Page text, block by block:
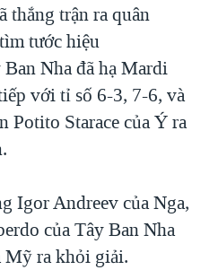
DẢI GAZA
'BÊN THẮNG CUỘC'
NAM
thắng trận ra quân
tước hiệu
Nha đã hạ Mardi
với tỉ số 6-3, 7-6, và
Potito Starace của Ý ra
Igor Andreev của Nga,
của Tây Ban Nha
Mỹ ra khỏi giải.